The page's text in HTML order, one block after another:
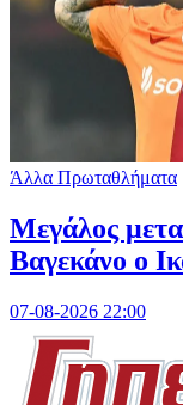
Άλλα Πρωταθλήματα
Μεγάλος
Βαγεκάνο ο
07-08-2026 22:00